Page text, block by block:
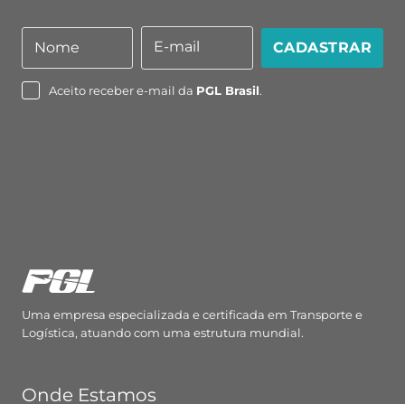
Nome
Nome
mail
E-mail CADASTRAR
Aceito receber e-mail da PGL Brasil.
Uma empresa especializada e certificada em Transporte e
Logística, atuando com uma estrutura mundial.
Onde Estamos